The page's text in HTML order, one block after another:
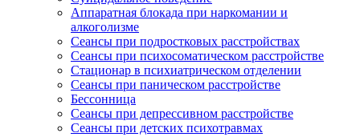
Аппаратная блокада при наркомании и
алкоголизме
Сеансы при подростковых расстройствах
Сеансы при психосоматическом расстройстве
Стационар в психиатрическом отделении
Сеансы при паническом расстройстве
Бессонница
Сеансы при депрессивном расстройстве
Сеансы при детских психотравмах